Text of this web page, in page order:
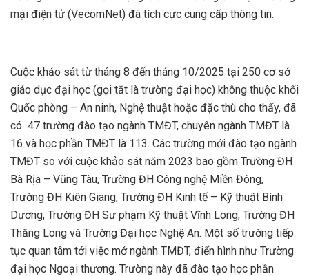
mại điện tử (VecomNet) đã tích cực cung cấp thông tin.
Cuộc khảo sát từ tháng 8 đến tháng 10/2025 tại 250 cơ sở
giáo dục đại học (gọi tắt là trường đại học) không thuộc khối
Quốc phòng – An ninh, Nghệ thuật hoặc đặc thù cho thấy, đã
có 47 trường đào tạo ngành TMĐT, chuyên ngành TMĐT là
16 và học phần TMĐT là 113. Các trường mới đào tạo ngành
TMĐT so với cuộc khảo sát năm 2023 bao gồm Trường ĐH
Bà Rịa – Vũng Tàu, Trường ĐH Công nghệ Miền Đông,
Trường ĐH Kiên Giang, Trường ĐH Kinh tế – Kỹ thuật Bình
Dương, Trường ĐH Sư phạm Kỹ thuật Vĩnh Long, Trường ĐH
Thăng Long và Trường Đại học Nghệ An. Một số trường tiếp
tục quan tâm tới việc mở ngành TMĐT, điển hình như Trường
đại học Ngoại thương. Trường này đã đào tạo học phần